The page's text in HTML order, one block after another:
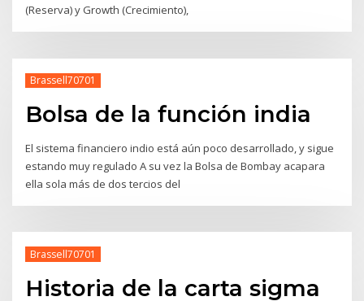
(Reserva) y Growth (Crecimiento),
Brassell70701
Bolsa de la función india
El sistema financiero indio está aún poco desarrollado, y sigue
estando muy regulado A su vez la Bolsa de Bombay acapara
ella sola más de dos tercios del
Brassell70701
Historia de la carta sigma